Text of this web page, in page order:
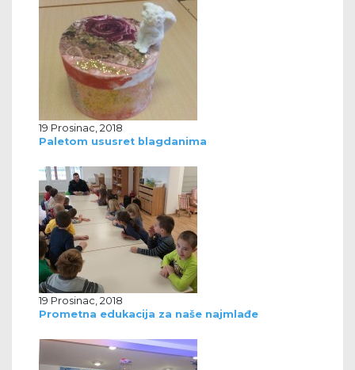
19 Prosinac, 2018
Paletom ususret blagdanima
19 Prosinac, 2018
Prometna edukacija za naše najmlađe